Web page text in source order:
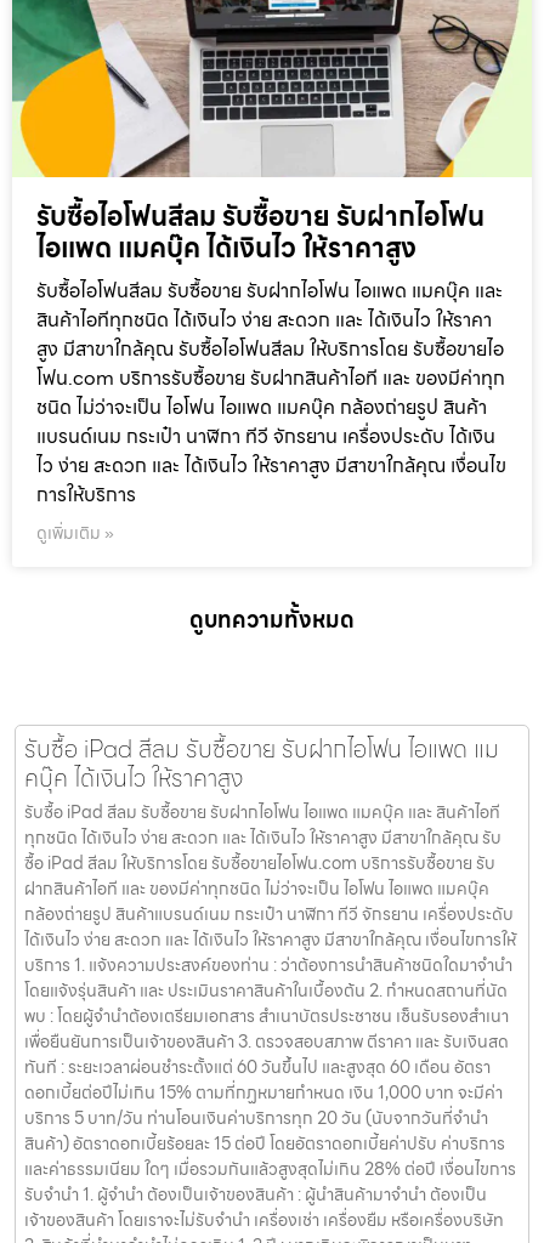
รับซื้อไอโฟนสีลม รับซื้อขาย รับฝากไอโฟน
ไอแพด แมคบุ๊ค ได้เงินไว ให้ราคาสูง
รับซื้อไอโฟนสีลม รับซื้อขาย รับฝากไอโฟน ไอแพด แมคบุ๊ค และ
สินค้าไอทีทุกชนิด ได้เงินไว ง่าย สะดวก และ ได้เงินไว ให้ราคา
สูง มีสาขาใกล้คุณ รับซื้อไอโฟนสีลม ให้บริการโดย รับซื้อขายไอ
โฟน.com บริการรับซื้อขาย รับฝากสินค้าไอที และ ของมีค่าทุก
ชนิด ไม่ว่าจะเป็น ไอโฟน ไอแพด แมคบุ๊ค กล้องถ่ายรูป สินค้า
แบรนด์เนม กระเป๋า นาฬิกา ทีวี จักรยาน เครื่องประดับ ได้เงิน
ไว ง่าย สะดวก และ ได้เงินไว ให้ราคาสูง มีสาขาใกล้คุณ เงื่อนไข
การให้บริการ
ดูเพิ่มเติม »
ดูบทความทั้งหมด
รับซื้อ iPad สีลม รับซื้อขาย รับฝากไอโฟน ไอแพด แม
คบุ๊ค ได้เงินไว ให้ราคาสูง
รับซื้อ iPad สีลม รับซื้อขาย รับฝากไอโฟน ไอแพด แมคบุ๊ค และ สินค้าไอที
ทุกชนิด ได้เงินไว ง่าย สะดวก และ ได้เงินไว ให้ราคาสูง มีสาขาใกล้คุณ รับ
ซื้อ iPad สีลม ให้บริการโดย รับซื้อขายไอโฟน.com บริการรับซื้อขาย รับ
ฝากสินค้าไอที และ ของมีค่าทุกชนิด ไม่ว่าจะเป็น ไอโฟน ไอแพด แมคบุ๊ค
กล้องถ่ายรูป สินค้าแบรนด์เนม กระเป๋า นาฬิกา ทีวี จักรยาน เครื่องประดับ
ได้เงินไว ง่าย สะดวก และ ได้เงินไว ให้ราคาสูง มีสาขาใกล้คุณ เงื่อนไขการให้
บริการ 1. แจ้งความประสงค์ของท่าน : ว่าต้องการนำสินค้าชนิดใดมาจำนำ
โดยแจ้งรุ่นสินค้า และ ประเมินราคาสินค้าในเบื้องต้น 2. กำหนดสถานที่นัด
พบ : โดยผู้จำนำต้องเตรียมเอกสาร สำเนาบัตรประชาชน เซ็นรับรองสำเนา
เพื่อยืนยันการเป็นเจ้าของสินค้า 3. ตรวจสอบสภาพ ตีราคา และ รับเงินสด
ทันที : ระยะเวลาผ่อนชำระตั้งแต่ 60 วันขึ้นไป และสูงสุด 60 เดือน อัตรา
ดอกเบี้ยต่อปีไม่เกิน 15% ตามที่กฏหมายกำหนด เงิน 1,000 บาท จะมีค่า
บริการ 5 บาท/วัน ท่านโอนเงินค่าบริการทุก 20 วัน (นับจากวันที่จำนำ
สินค้า) อัตราดอกเบี้ยร้อยละ 15 ต่อปี โดยอัตราดอกเบี้ยค่าปรับ ค่าบริการ
และค่าธรรมเนียม ใดๆ เมื่อรวมกันแล้วสูงสุดไม่เกิน 28% ต่อปี เงื่อนไขการ
รับจำนำ 1. ผู้จำนำ ต้องเป็นเจ้าของสินค้า : ผู้นำสินค้ามาจำนำ ต้องเป็น
เจ้าของสินค้า โดยเราจะไม่รับจำนำ เครื่องเช่า เครื่องยืม หรือเครื่องบริษัท